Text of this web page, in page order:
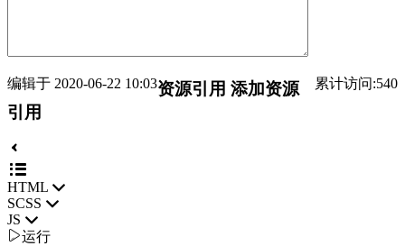
编辑于 2020-06-22 10:03 累计访问:540
资源引用 添加资源
引用
HTML
SCSS
JS
运行